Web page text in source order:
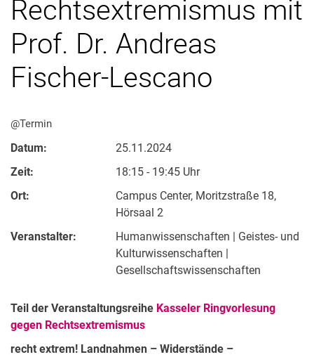
Rechtsextremismus mit
Prof. Dr. Andreas
Fischer-Lescano
@Termin
Datum:
25.11.2024
Zeit:
18:15 - 19:45 Uhr
Ort:
Campus Center, Moritzstraße 18,
Hörsaal 2
Veranstalter:
Humanwissenschaften | Geistes- und
Kulturwissenschaften |
Gesellschaftswissenschaften
Teil der Veranstaltungsreihe Kasseler Ringvorlesung
gegen Rechtsextremismus
recht extrem! Landnahmen – Widerstände –